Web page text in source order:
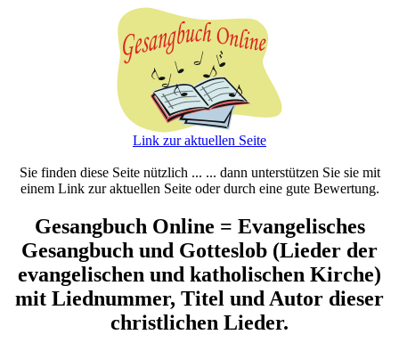
Link zur aktuellen Seite
Sie finden diese Seite nützlich ... ... dann unterstützen Sie sie mit
einem Link zur aktuellen Seite oder durch eine gute Bewertung.
Gesangbuch Online = Evangelisches
Gesangbuch und Gotteslob (Lieder der
evangelischen und katholischen Kirche)
mit Liednummer, Titel und Autor dieser
christlichen Lieder.